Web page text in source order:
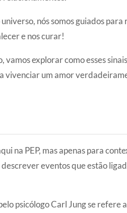
nós somos guiados
e nos curar!
vamos explorar como esses
vivenciar um amor
na PEP, mas apenas para
eventos que estão
psicólogo Carl Jung se refere